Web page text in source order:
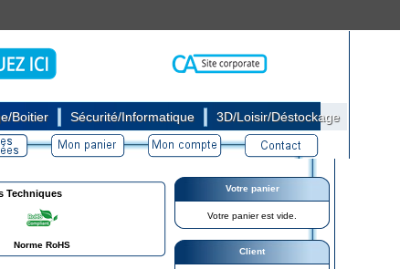
Boitier Sécurité/Informatique 3D/Loisir/Déstockage
Techniques
Norme RoHS
Votre panier
Votre panier est vide.
Client